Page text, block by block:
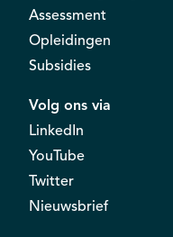
Assessment
Opleidingen
Subsidies
Volg ons via
LinkedIn
YouTube
Twitter
Nieuwsbrief